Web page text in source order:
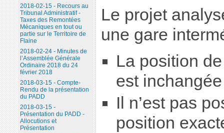
Le projet
une gare
La position
est
Il n’est pas
position
2018-02-15 - Recours au
Tribunal Administratif -
Taxes des Remontées
Mécaniques en tout ou
partie sur le Territoire de
Flaine
2018-02-24 - Minutes de
l’Assemblée Générale
Ordinaire 2018 du 24
février 2018
2018-03-15 - Compte-
Rendu de la présentation
du PADD
2018-03-15 -
Présentation du PADD -
Allocutions et
Présentation